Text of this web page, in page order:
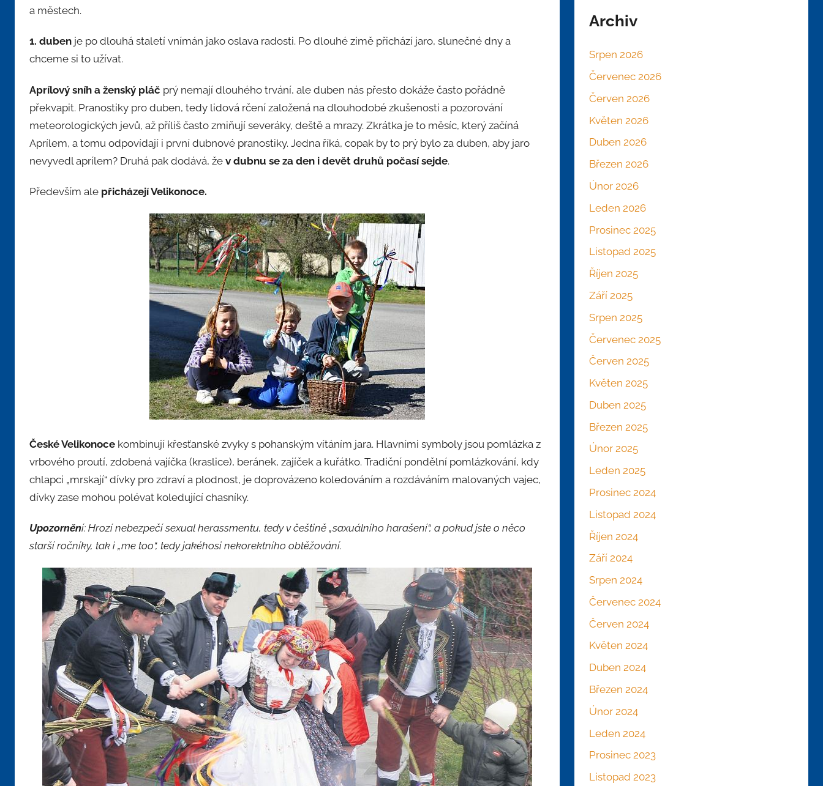
a městech.
1. duben je po dlouhá staletí vnímán jako oslava radosti. Po dlouhé zimě přichází jaro, slunečné dny a
chceme si to užívat.
Aprílový sníh a ženský pláč prý nemají dlouhého trvání, ale duben nás přesto dokáže často pořádně
překvapit. Pranostiky pro duben, tedy lidová rčení založená na dlouhodobé zkušenosti a pozorování
meteorologických jevů, až příliš často zmiňují severáky, deště a mrazy. Zkrátka je to měsíc, který začíná
Aprílem, a tomu odpovídají i první dubnové pranostiky. Jedna říká, copak by to prý bylo za duben, aby jaro
nevyvedl aprílem? Druhá pak dodává, že v dubnu se za den i devět druhů počasí sejde.
Především ale přicházejí Velikonoce.
České Velikonoce kombinují křesťanské zvyky s pohanským vítáním jara. Hlavními symboly jsou pomlázka z
vrbového proutí, zdobená vajíčka (kraslice), beránek, zajíček a kuřátko. Tradiční pondělní pomlázkování, kdy
chlapci „mrskají“ dívky pro zdraví a plodnost, je doprovázeno koledováním a rozdáváním malovaných vajec,
dívky zase mohou polévat koledující chasníky.
Upozornění: Hrozí nebezpečí sexual herassmentu, tedy v češtině „saxuálního harašení“, a pokud jste o něco
starší ročníky, tak i „me too“, tedy jakéhosi nekorektního obtěžování.
Archiv
Srpen 2026
Červenec 2026
Červen 2026
Květen 2026
Duben 2026
Březen 2026
Únor 2026
Leden 2026
Prosinec 2025
Listopad 2025
Říjen 2025
Září 2025
Srpen 2025
Červenec 2025
Červen 2025
Květen 2025
Duben 2025
Březen 2025
Únor 2025
Leden 2025
Prosinec 2024
Listopad 2024
Říjen 2024
Září 2024
Srpen 2024
Červenec 2024
Červen 2024
Květen 2024
Duben 2024
Březen 2024
Únor 2024
Leden 2024
Prosinec 2023
Listopad 2023